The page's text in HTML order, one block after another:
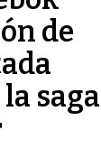
de
saga